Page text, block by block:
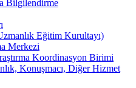
Bilgilendirme
Eğitim Kurultayı)
Merkezi
Koordinasyon Birimi
Konuşmacı, Diğer Hizmet